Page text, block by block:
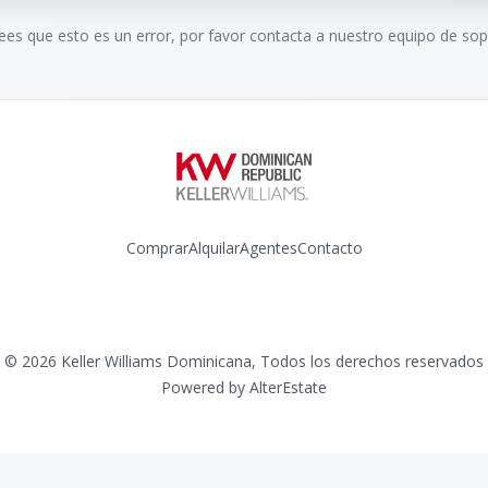
que esto es un error, por favor contacta a nuestro equipo de
ComprarAlquilarAgentesContacto
© 2026 Keller Williams Dominicana, Todos los derechos reservados
Powered by AlterEstate